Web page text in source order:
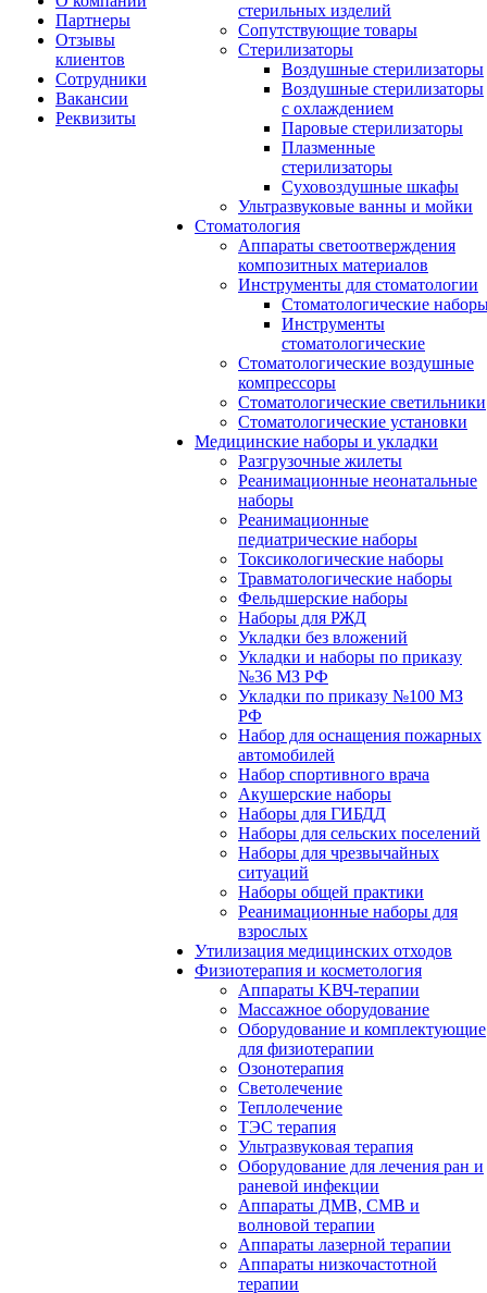
Партнеры
Отзывы
клиентов
Сотрудники
Вакансии
Реквизиты
стерильных изделий
Сопутствующие товары
Стерилизаторы
Воздушные стерилизаторы
Воздушные стерилизаторы
с охлаждением
Паровые стерилизаторы
Плазменные
стерилизаторы
Суховоздушные шкафы
Ультразвуковые ванны и мойки
Стоматология
Аппараты светоотверждения
композитных материалов
Инструменты для стоматологии
Стоматологические
Инструменты
стоматологические
Стоматологические воздушные
компрессоры
Стоматологические светильники
Стоматологические установки
Медицинские наборы и укладки
Разгрузочные жилеты
Реанимационные неонатальные
наборы
Реанимационные
педиатрические наборы
Токсикологические наборы
Травматологические наборы
Фельдшерские наборы
Наборы для РЖД
Укладки без вложений
Укладки и наборы по приказу
№36 МЗ РФ
Укладки по приказу №100 МЗ
РФ
Набор для оснащения пожарных
автомобилей
Набор спортивного врача
Акушерские наборы
Наборы для ГИБДД
Наборы для сельских поселений
Наборы для чрезвычайных
ситуаций
Наборы общей практики
Реанимационные наборы для
взрослых
Утилизация медицинских отходов
Физиотерапия и косметология
Аппараты KВЧ-терапии
Массажное оборудование
Оборудование и комплектующие
для физиотерапии
Озонотерапия
Светолечение
Теплолечение
ТЭС терапия
Ультразвуковая терапия
Оборудование для лечения ран и
раневой инфекции
Аппараты ДМВ, СМВ и
волновой терапии
Аппараты лазерной терапии
Аппараты низкочастотной
терапии